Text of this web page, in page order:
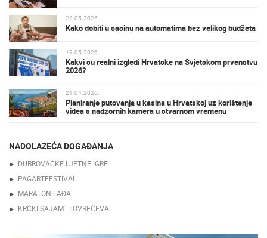
22.05.2026.
Kako dobiti u casinu na automatima bez velikog budžeta
19.05.2026.
Kakvi su realni izgledi Hrvatske na Svjetskom prvenstvu
2026?
21.04.2026.
Planiranje putovanja u kasina u Hrvatskoj uz korištenje
videa s nadzornih kamera u stvarnom vremenu
NADOLAZEĆA DOGAĐANJA
DUBROVAČKE LJETNE IGRE
PAGARTFESTIVAL
MARATON LAĐA
KRČKI SAJAM - LOVREČEVA